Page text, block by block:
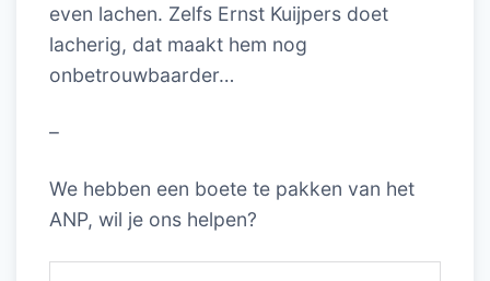
even lachen. Zelfs Ernst Kuijpers doet
lacherig, dat maakt hem nog
onbetrouwbaarder…
–
We hebben een boete te pakken van het
ANP, wil je ons helpen?